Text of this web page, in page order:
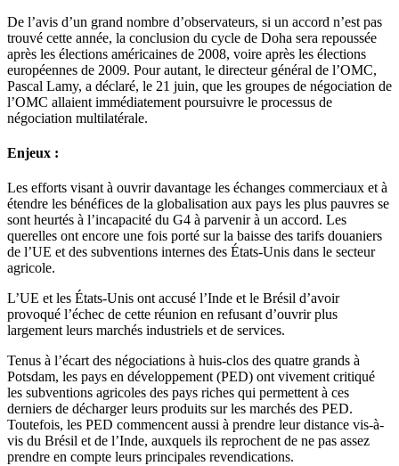
De l’avis d’un grand nombre d’observateurs, si un accord n’est pas
trouvé cette année, la conclusion du cycle de Doha sera repoussée
après les élections américaines de 2008, voire après les élections
européennes de 2009. Pour autant, le directeur général de l’OMC,
Pascal Lamy, a déclaré, le 21 juin, que les groupes de négociation de
l’OMC allaient immédiatement poursuivre le processus de
négociation multilatérale.
Enjeux :
Les efforts visant à ouvrir davantage les échanges commerciaux et à
étendre les bénéfices de la globalisation aux pays les plus pauvres se
sont heurtés à l’incapacité du G4 à parvenir à un accord. Les
querelles ont encore une fois porté sur la baisse des tarifs douaniers
de l’UE et des subventions internes des États-Unis dans le secteur
agricole.
L’UE et les États-Unis ont accusé l’Inde et le Brésil d’avoir
provoqué l’échec de cette réunion en refusant d’ouvrir plus
largement leurs marchés industriels et de services.
Tenus à l’écart des négociations à huis-clos des quatre grands à
Potsdam, les pays en développement (PED) ont vivement critiqué
les subventions agricoles des pays riches qui permettent à ces
derniers de décharger leurs produits sur les marchés des PED.
Toutefois, les PED commencent aussi à prendre leur distance vis-à-
vis du Brésil et de l’Inde, auxquels ils reprochent de ne pas assez
prendre en compte leurs principales revendications.